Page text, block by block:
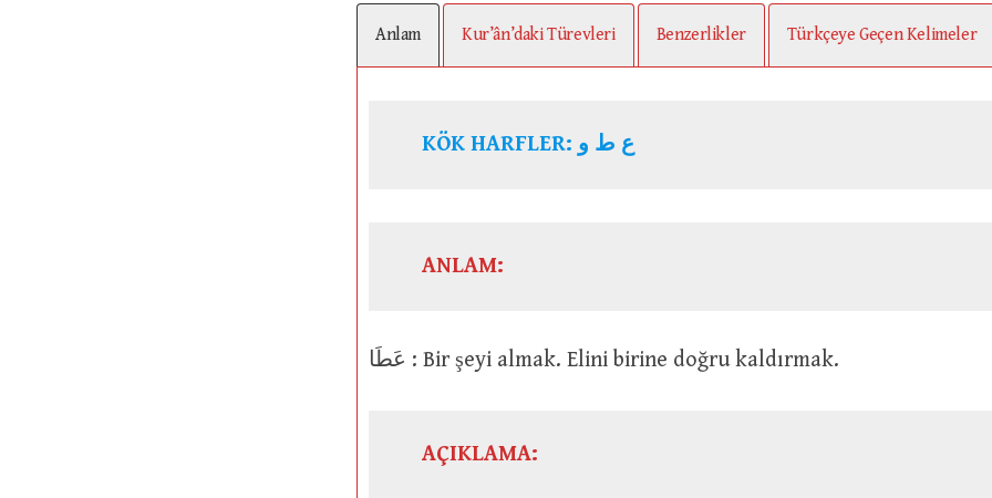
Anlam Kur’ân’daki Türevleri Benzerlikler Türkçeye Geçen Kelimeler
KÖK HARFLER: ع ط و
ANLAM:
عَطَا : Bir şeyi almak. Elini birine doğru kaldırmak.
AÇIKLAMA: